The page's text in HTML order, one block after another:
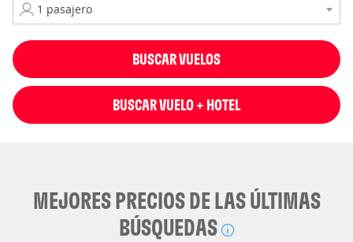
BUSCAR VUELOS
BUSCAR VUELO + HOTEL
MEJORES PRECIOS DE LAS ÚLTIMAS
BÚSQUEDAS